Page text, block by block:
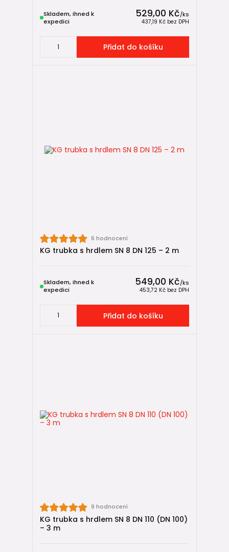
529,00 Kč/ks
437,19 Kč bez DPH
Skladem, ihned k
expedici
Přidat do košíku
6 hodnocení
KG trubka s hrdlem SN 8 DN 125 – 2 m
549,00 Kč/ks
453,72 Kč bez DPH
Skladem, ihned k
expedici
Přidat do košíku
9 hodnocení
KG trubka s hrdlem SN 8 DN 110 (DN 100)
– 3 m